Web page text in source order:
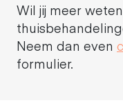
Wil jij meer
Neem dan even
formulier.